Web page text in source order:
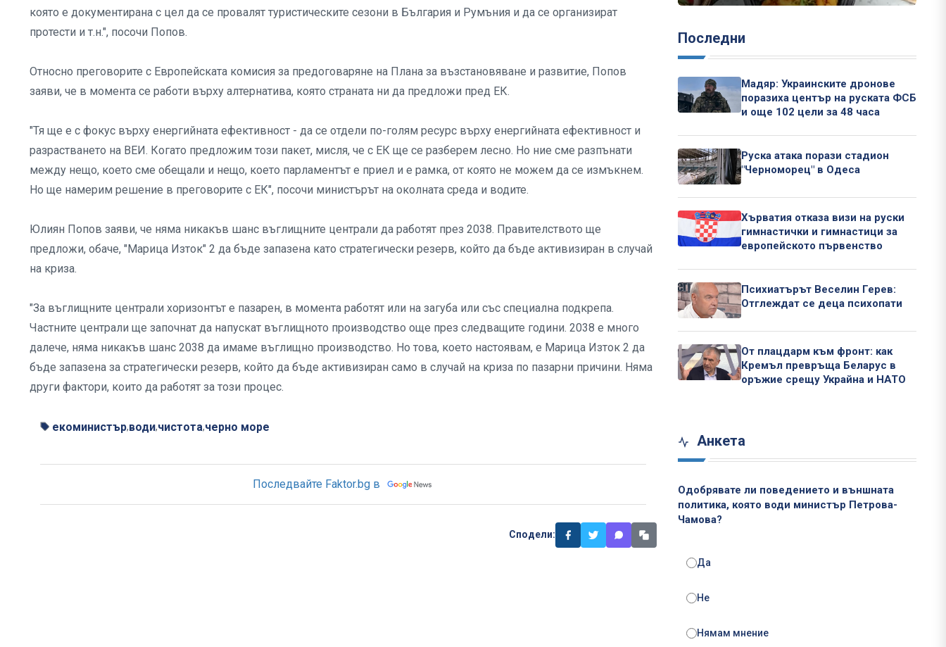
която е документирана с цел да се провалят туристическите сезони в България и Румъния и да се организират
протести и т.н.", посочи Попов.
Относно преговорите с Европейската комисия за предоговаряне на Плана за възстановяване и развитие, Попов
заяви, че в момента се работи върху алтернатива, която страната ни да предложи пред ЕК.
"Тя ще е с фокус върху енергийната ефективност - да се отдели по-голям ресурс върху енергийната ефективност и
разрастването на ВЕИ. Когато предложим този пакет, мисля, че с ЕК ще се разберем лесно. Но ние сме разпънати
между нещо, което сме обещали и нещо, което парламентът е приел и е рамка, от която не можем да се измъкнем.
Но ще намерим решение в преговорите с ЕК", посочи министърът на околната среда и водите.
Юлиян Попов заяви, че няма никакъв шанс въглищните централи да работят през 2038. Правителството ще
предложи, обаче, "Марица Изток" 2 да бъде запазена като стратегически резерв, който да бъде активизиран в случай
на криза.
"За въглищните централи хоризонтът е пазарен, в момента работят или на загуба или със специална подкрепа.
Частните централи ще започнат да напускат въглищното производство още през следващите години. 2038 е много
далече, няма никакъв шанс 2038 да имаме въглищно производство. Но това, което настоявам, е Марица Изток 2 да
бъде запазена за стратегически резерв, който да бъде активизиран само в случай на криза по пазарни причини. Няма
други фактори, които да работят за този процес.
екоминистър,води,чистота,черно море
Последвайте Faktor.bg в
Сподели:
Последни
Мадяр: Украинските дронове
поразиха център на руската ФСБ
и още 102 цели за 48 часа
Руска атака порази стадион
"Черноморец" в Одеса
Хърватия отказа визи на руски
гимнастички и гимнастици за
европейското първенство
Психиатърът Веселин Герев:
Отглеждат се деца психопати
От плацдарм към фронт: как
Кремъл превръща Беларус в
оръжие срещу Украйна и НАТО
Анкета
Одобрявате ли поведението и външната
политика, която води министър Петрова-
Чамова?
Да
Не
Нямам мнение